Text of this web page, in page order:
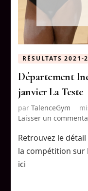
RÉSULTATS 2021-
Département
janvier La Teste
parTalenceGym
Laisser un
Retrouvez le
la compétition sur
ici